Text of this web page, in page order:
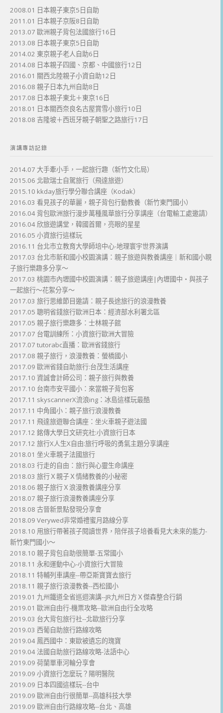
2008.01 日本親子東京5日自助
2011.01 日本親子京阪8日自助
2013.07 歐洲親子背包法國旅行16日
2013.08 日本親子東京5日自助
2014.02 東京親子老人自助6日
2014.08 日本親子四國、京都、中國旅行12日
2016.01 關西北陸親子小資自助12日
2016.08 親子日本九州自助8日
2017.08 日本親子東北＋東京16日
2018.01 日本關西奈良名古屋賞雪小旅行10日
2018.08 吉隆坡＋西班牙親子朝聖之路旅行17日
演講專訪記錄
2014.07 大手牽小手，一起旅行趣（新竹文化局）
2015.06 北歐瑞士自駕旅行（飛達旅遊）
2015.10 kkday旅行學分聯合講座（Kodak）
2016.03 看見孩子的華麗，親子背包行動教養（新竹東門國小）
2016.04 背包歐洲旅行漫步萬種風華旅行分享講座（台電輸工處邀請）
2016.04 欣旅遊講堂，韓國首爾，亮眼的星星
2016.05 小資旅行這樣玩
2016.11 台北市立教育大學師培中心-地理寰宇世界演講
2017.03 台北市新和國小校園演講：親子旅遊與教養講座｜新和國小親
子旅行樂趣多分享～
2017.03 桃園市內壢國中校園演講：親子旅遊講座|內壢國中・與孩子
一起旅行～花絮分享～
2017.03 旅行思維節目邀請：親子長途旅行的浪漫教養
2017.05 聰明省錢旅行歐洲日本：經濟部水利署北區
2017.05 親子旅行樂趣多：士林親子館
2017.07 台電訓練所：小資旅行歐洲大冒險
2017.07 tutorabc直播：歐洲省錢旅行
2017.08 親子旅行，浪漫教養：螢橋國小
2017.09 歐洲省錢自助旅行:台茂生活講座
2017.10 資誠會計師公司：親子旅行與教養
2017.10 台南市安平國小：來當親子背包客
2017.11 skyscannerX流浪ing：冰島這樣玩最酷
2017.11 中角國小：親子旅行浪漫教養
2017.11 飛達旅遊聯合講座：坐火車親子遊法國
2017.12 銘傳大學日文研究社:小資旅行日本
2017.12 旅行X人生X自由:旅行呼吸的勇氣主題分享講座
2018.01 坐火車親子法國旅行
2018.03 行走的自由：旅行與心靈生命講座
2018.03 旅行Ｘ親子Ｘ情緒教養的小秘密
2018.06 親子旅行Ｘ浪漫教養講座分享
2018.07 親子旅行浪漫教養講座分享
2018.08 古晉新景點發現分享會
2018.09 Verywed非常婚禮蜜月路線分享
2018.10 用旅行帶著孩子閱讀世界，陪伴孩子培養看見大未來的能力-
新竹東門國小～
2018.10 親子背包自助很簡單-五常國小
2018.11 永和運動中心-小資旅行大冒險
2018.11 特輔列車講座--帶亞斯寶寶去旅行
2018.11 親子旅行浪漫教養--西松國小
2019.01 九州鐵道全省巡迴演講--JR九州日方Ｘ傑森整合行銷
2019.01 歐洲自由行-機票攻略--歐洲自由行全攻略
2019.03 台大背包旅行社--北歐旅行分享
2019.03 西葡自助旅行路線攻略
2019.04 鳳西國中：東歐被遺忘的瑰寶
2019.04 法國自助旅行路線攻略-法語中心
2019.09 荷蘭單車河輪分享會
2019.09 小資旅行怎麼玩？陽明醫院
2019.09 日本四國這樣玩--台中
2019.09 歐洲自由行很簡單--高雄科技大學
2019.09 歐洲自由行路線攻略--台北、高雄